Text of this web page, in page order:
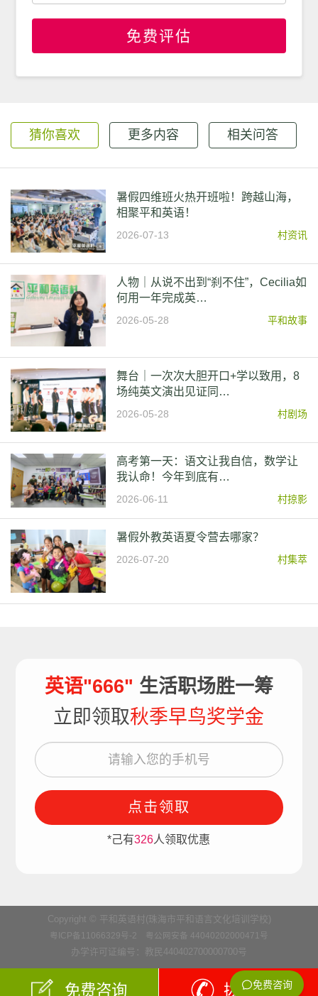
免费评估
猜你喜欢 更多内容 相关问答
暑假四维班火热开班啦！跨越山海，
相聚平和英语！
2026-07-13 村资讯
人物｜从说不出到“刹不住”，Cecilia如
何用一年完成英…
2026-05-28 平和故事
舞台｜一次次大胆开口+学以致用，8
场纯英文演出见证同…
2026-05-28 村剧场
高考第一天：语文让我自信，数学让
我认命！今年到底有…
2026-06-11 村掠影
暑假外教英语夏令营去哪家？
2026-07-20 村集萃
英语"666" 生活职场胜一筹
立即领取秋季早鸟奖学金
点击领取
*己有326人领取优惠
Copyright © 平和英语村(珠海市平和语言文化培训学校)
粤ICP备11066329号-2 粤公网安备 44040202000471号
办学许可证编号：教民440402700000700号
免费咨询 拨打电话